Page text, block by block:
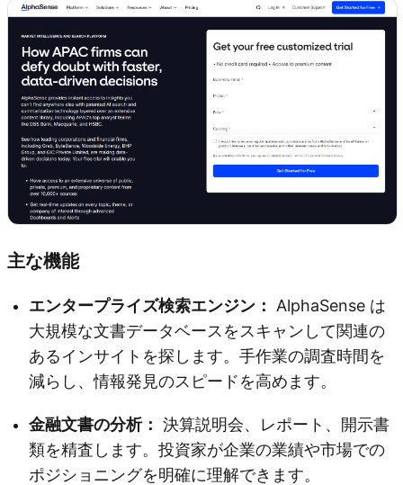
主な機能
エンタープライズ検索エンジン：
AlphaSense は
大規模な文書データベースをスキャンして関連の
あるインサイトを探します。手作業の調査時間を
減らし、情報発見のスピードを高めます。
金融文書の分析： 決算説明会、レポート、開示書
類を精査します。投資家が企業の業績や市場での
ポジショニングを明確に理解できます。